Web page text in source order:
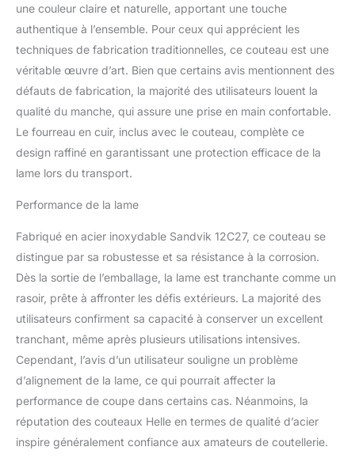
une couleur claire et naturelle, apportant une touche
authentique à l’ensemble. Pour ceux qui apprécient les
techniques de fabrication traditionnelles, ce couteau est une
véritable œuvre d’art. Bien que certains avis mentionnent des
défauts de fabrication, la majorité des utilisateurs louent la
qualité du manche, qui assure une prise en main confortable.
Le fourreau en cuir, inclus avec le couteau, complète ce
design raffiné en garantissant une protection efficace de la
lame lors du transport.
Performance de la lame
Fabriqué en acier inoxydable Sandvik 12C27, ce couteau se
distingue par sa robustesse et sa résistance à la corrosion.
Dès la sortie de l’emballage, la lame est tranchante comme un
rasoir, prête à affronter les défis extérieurs. La majorité des
utilisateurs confirment sa capacité à conserver un excellent
tranchant, même après plusieurs utilisations intensives.
Cependant, l’avis d’un utilisateur souligne un problème
d’alignement de la lame, ce qui pourrait affecter la
performance de coupe dans certains cas. Néanmoins, la
réputation des couteaux Helle en termes de qualité d’acier
inspire généralement confiance aux amateurs de coutellerie.